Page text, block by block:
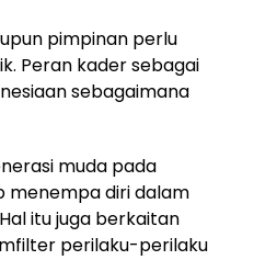
pimpinan perlu
Peran kader sebagai
sebagaimana
muda pada
menempa diri dalam
itu juga berkaitan
perilaku-perilaku